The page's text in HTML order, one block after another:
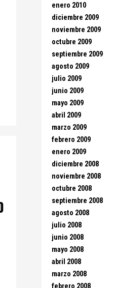
enero 2010
diciembre 2009
noviembre 2009
octubre 2009
septiembre 2009
agosto 2009
julio 2009
junio 2009
mayo 2009
abril 2009
marzo 2009
febrero 2009
enero 2009
diciembre 2008
noviembre 2008
octubre 2008
septiembre 2008
agosto 2008
julio 2008
junio 2008
mayo 2008
abril 2008
marzo 2008
febrero 2008